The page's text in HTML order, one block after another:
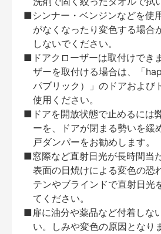
■シンナー・ベンジンなどを使
がなくなったり変色する場合
しないでください。
■ドアクローザーは取付けでき
ザーを取付ける場合は、「
パブリック）」のドアおよび
使用ください。
■ドアを開放状態で止めるには
ーを、ドアが閉まる勢いを緩
戸ダンパーをお勧めします。
■窓際など直射日光が長時間当
表面の日焼けによる変色の恐
テンやブラインドで直射日光
てください。
■扉に油分や薬品など付着しな
い。しみや変色の原因となり